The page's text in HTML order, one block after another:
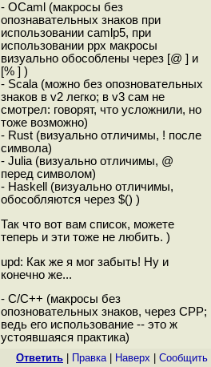
- OCaml (макросы без
опознавательных знаков при
использовании сamlp5, при
использовании ppx макросы
визуально обособлены через [@ ] и
[% ] )
- Scala (можно без опозновательных
знаков в v2 легко; в v3 сам не
смотрел: говорят, что усложнили, но
тоже возможно)
- Rust (визуально отличимы, ! после
символа)
- Julia (визуально отличимы, @
перед символом)
- Haskell (визуально отличимы,
обособляются через $() )
Так что вот вам список, можете
теперь и эти тоже не любить. )
upd: Как же я мог забыть! Ну и
конечно же...
- C/C++ (макросы без
опозновательных знаков, через CPP;
ведь его использование -- это ж
устоявшаяся практика)
Ответить Правка| Наверх
Cообщить